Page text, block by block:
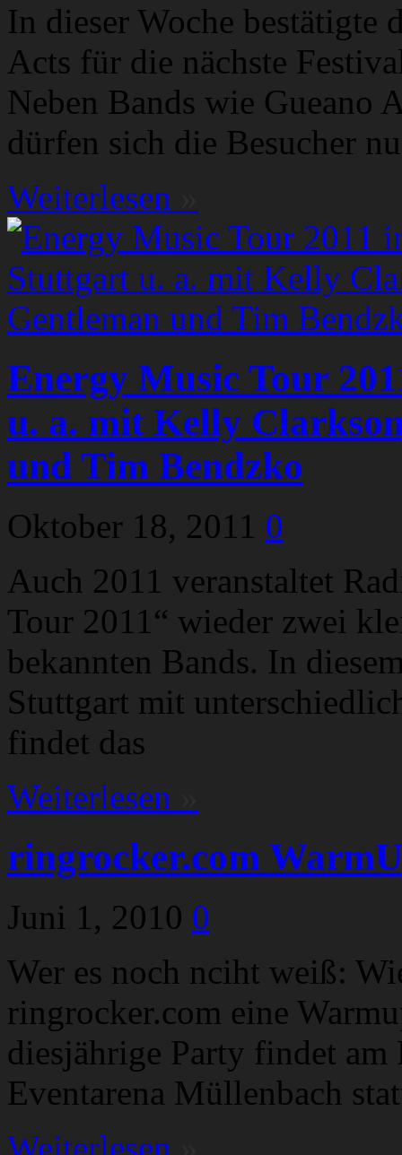
In dieser Woche bestätigte
Acts für die nächste
Neben Bands wie Gueano
dürfen sich die Besucher
Weiterlesen
Energy Music Tour
u. a. mit Kelly
und Tim Bendzko
Oktober 18, 2011 0
Auch 2011 veranstaltet
Tour 2011“ wieder zwei
bekannten Bands. In
Stuttgart mit
findet das
Weiterlesen
ringrocker.com
Juni 1, 2010 0
Wer es noch nciht weiß:
ringrocker.com eine
diesjährige Party findet
Eventarena Müllenbach
Weiterlesen